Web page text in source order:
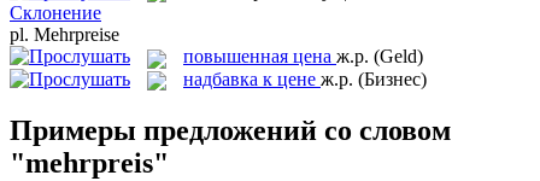
Склонение
pl. Mehrpreise
повышенная цена ж.р. (Geld)
надбавка к цене ж.р. (Бизнес)
Примеры предложений со словом
"mehrpreis"